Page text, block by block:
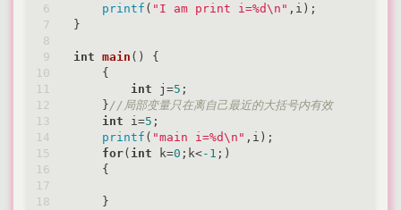
printf ( "I am print i=%d\n" ,i);
}
int main ()
{
    {
int j=5 ;
    }
//局部变量只在离自己最近的大括号内有效
int i=5 ;
printf ( "main i=%d\n" ,i);
for( int k=0 ;k<-1 ;)
    {